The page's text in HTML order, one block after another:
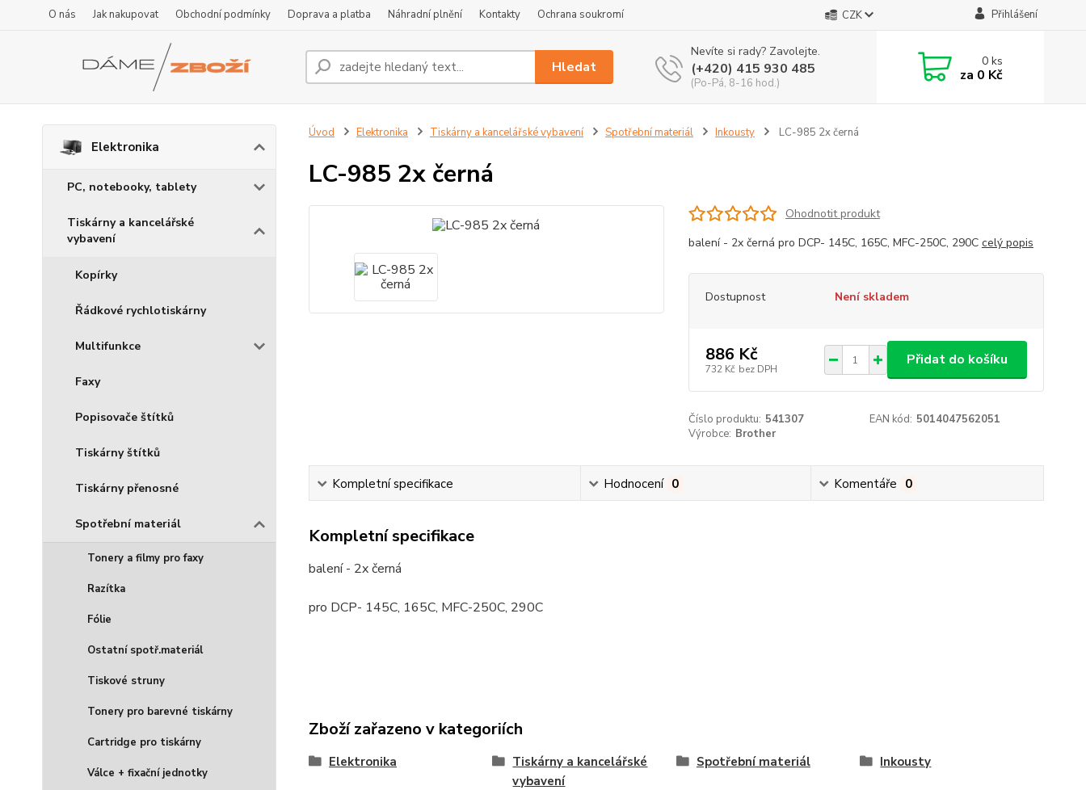
O nás Jak nakupovat Obchodní podmínky Doprava a platba Náhradní plnění Kontakty Ochrana soukromí CZK Přihlášení
Hledat
Nevíte si rady? Zavolejte.
(+420) 415 930 485
(Po-Pá, 8-16 hod.)
0ks
za 0 Kč
Elektronika
PC, notebooky, tablety
Tiskárny a kancelářské
vybavení
Kopírky
Řádkové rychlotiskárny
Multifunkce
Faxy
Popisovače štítků
Tiskárny štítků
Tiskárny přenosné
Spotřební materiál
Tonery a filmy pro faxy
Razítka
Fólie
Ostatní spotř.materiál
Tiskové struny
Tonery pro barevné tiskárny
Cartridge pro tiskárny
Válce + fixační jednotky
Úvod Elektronika Tiskárny a kancelářské vybavení Spotřební materiál Inkousty LC-985 2x černá
LC-985 2x černá
Ohodnotit produkt
balení - 2x černá pro DCP- 145C, 165C, MFC-250C, 290C celý popis
Dostupnost Není skladem
886 Kč
732 Kč bez DPH
Přidat do košíku
Číslo produktu: 541307 EAN kód: 5014047562051
Výrobce: Brother
Kompletní specifikace Hodnocení 0 Komentáře 0
Kompletní specifikace
balení - 2x černá
pro DCP- 145C, 165C, MFC-250C, 290C
Zboží zařazeno v kategoriích
Elektronika
Tiskárny a kancelářské
vybavení
Spotřební materiál Inkousty